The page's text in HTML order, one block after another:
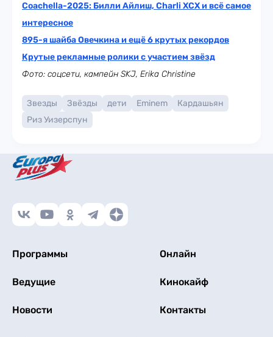
Coachella-2025: Билли Айлиш, Charli XCX и всё самое
интересное
895-я шайба Овечкина и ещё 6 крутых рекордов
Крутые рекламные ролики с участием звёзд
Фото: соцсети, кампейн SKJ, Erika Christine
Звезды Звёзды дети Eminem
Кардашьян
Риз Уизерспун
Программы Онлайн
Ведущие Кинокайф
Новости Контакты